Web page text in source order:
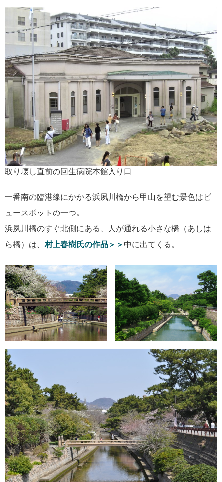
取り壊し直前の回生病院本館入り口
一番南の臨港線にかかる浜夙川橋から甲山を望む景色はビ
ュースポットの一つ。
浜夙川橋のすぐ北側にある、人が通れる小さな橋（あしは
ら橋）は、村上春樹氏の作品＞＞ 中に出てくる。